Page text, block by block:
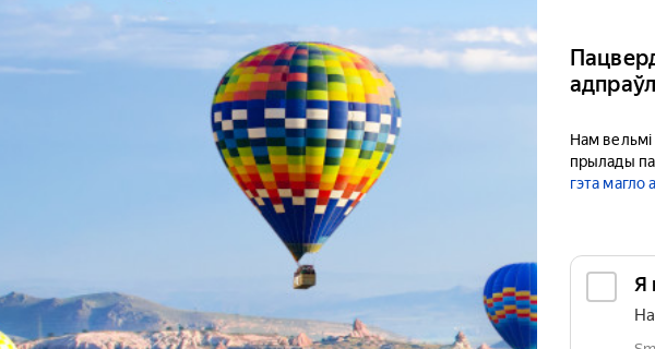
Нам
прылады
гэта магло
Я